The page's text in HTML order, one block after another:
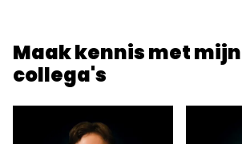
Maak kennis met
collega's